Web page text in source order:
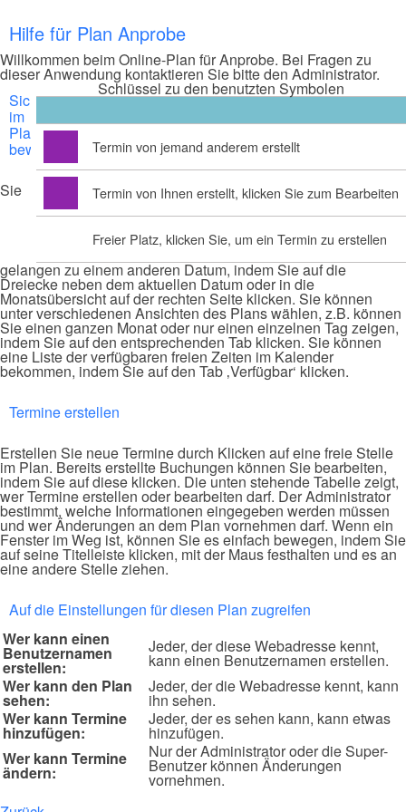
Hilfe für Plan Anprobe
Willkommen beim Online-Plan für Anprobe. Bei Fragen zu
dieser Anwendung kontaktieren Sie bitte den Administrator.
Schlüssel zu den benutzten Symbolen
Termin von jemand anderem erstellt
Termin von Ihnen erstellt, klicken Sie zum Bearbeiten
Freier Platz, klicken Sie, um ein Termin zu erstellen
Sich
im
Plan
bewegen
Sie
gelangen zu einem anderen Datum, indem Sie auf die
Dreiecke neben dem aktuellen Datum oder in die
Monatsübersicht auf der rechten Seite klicken. Sie können
unter verschiedenen Ansichten des Plans wählen, z.B. können
Sie einen ganzen Monat oder nur einen einzelnen Tag zeigen,
indem Sie auf den entsprechenden Tab klicken. Sie können
eine Liste der verfügbaren freien Zeiten im Kalender
bekommen, indem Sie auf den Tab ‚Verfügbar‘ klicken.
Termine erstellen
Erstellen Sie neue Termine durch Klicken auf eine freie Stelle
im Plan. Bereits erstellte Buchungen können Sie bearbeiten,
indem Sie auf diese klicken. Die unten stehende Tabelle zeigt,
wer Termine erstellen oder bearbeiten darf. Der Administrator
bestimmt, welche Informationen eingegeben werden müssen
und wer Änderungen an dem Plan vornehmen darf. Wenn ein
Fenster im Weg ist, können Sie es einfach bewegen, indem Sie
auf seine Titelleiste klicken, mit der Maus festhalten und es an
eine andere Stelle ziehen.
Auf die Einstellungen für diesen Plan zugreifen
Wer kann einen
Benutzernamen
erstellen:
Jeder, der diese Webadresse kennt,
kann einen Benutzernamen erstellen.
Wer kann den Plan
sehen:
Jeder, der die Webadresse kennt, kann
ihn sehen.
Wer kann Termine
hinzufügen:
Jeder, der es sehen kann, kann etwas
hinzufügen.
Wer kann Termine
ändern:
Nur der Administrator oder die Super-
Benutzer können Änderungen
vornehmen.